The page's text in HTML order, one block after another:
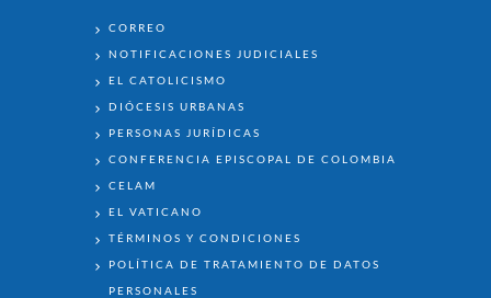
ENLACES
CORREO
NOTIFICACIONES JUDICIALES
EL CATOLICISMO
DIÓCESIS URBANAS
PERSONAS JURÍDICAS
CONFERENCIA EPISCOPAL DE COLOMBIA
CELAM
EL VATICANO
TÉRMINOS Y CONDICIONES
POLÍTICA DE TRATAMIENTO DE DATOS
PERSONALES